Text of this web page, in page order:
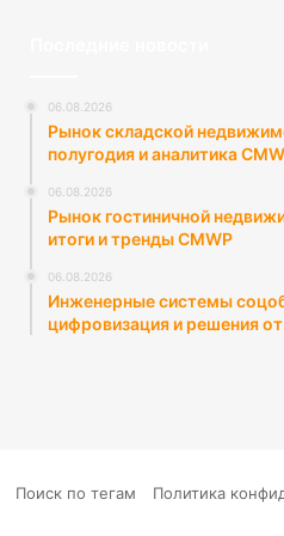
06.08.2026
Рынок складской
полугодия и аналитика
06.08.2026
Рынок гостиничной
итоги и тренды CMWP
06.08.2026
Инженерные системы
цифровизация и решения от
Поиск по тегам Политика